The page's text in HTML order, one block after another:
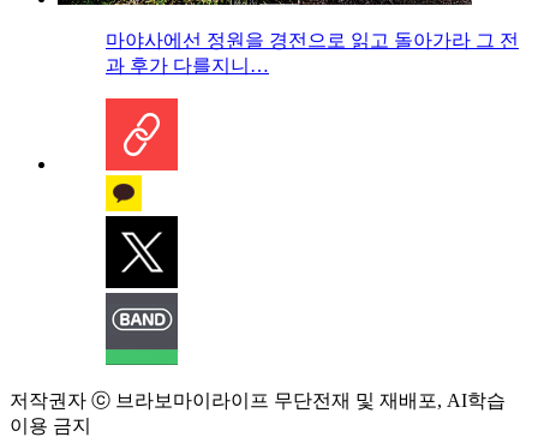
마야사에선 정원을 경전으로 읽고 돌아가라 그 전
과 후가 다를지니…
저작권자 ⓒ 브라보마이라이프 무단전재 및 재배포, AI학습
이용 금지